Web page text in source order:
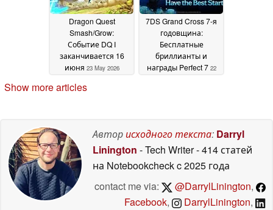
Dragon Quest
Smash/Grow:
Событие DQ I
заканчивается 16
июня 23 May 2026
7DS Grand Cross 7-я
годовщина:
Бесплатные
бриллианты и
награды Perfect 7 22
Show more articles
Авторисходного текста: Darryl
Linington - Tech Writer- 414 статей
на Notebookcheckc 2025 года
contact me via:
@DarrylLinington,
Facebook, DarrylLinington,